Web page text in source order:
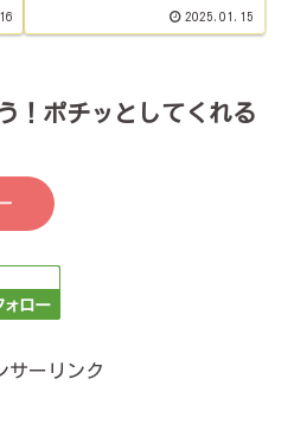
2025.01.15
！ポチッとしてくれる
サーリンク